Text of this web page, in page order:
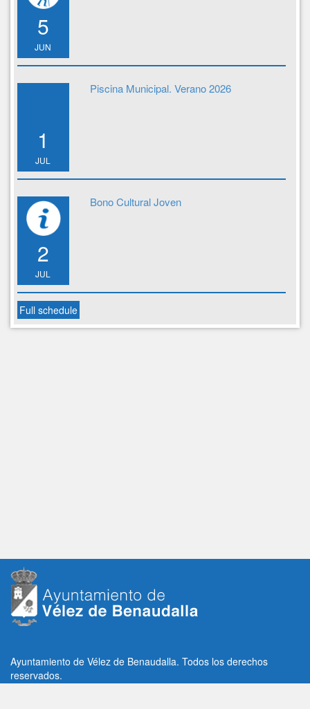
5
JUN
1
JUL
Piscina Municipal. Verano 2026
2
JUL
Bono Cultural Joven
Full schedule
Ayuntamiento de Vélez de Benaudalla. Todos los derechos
reservados.